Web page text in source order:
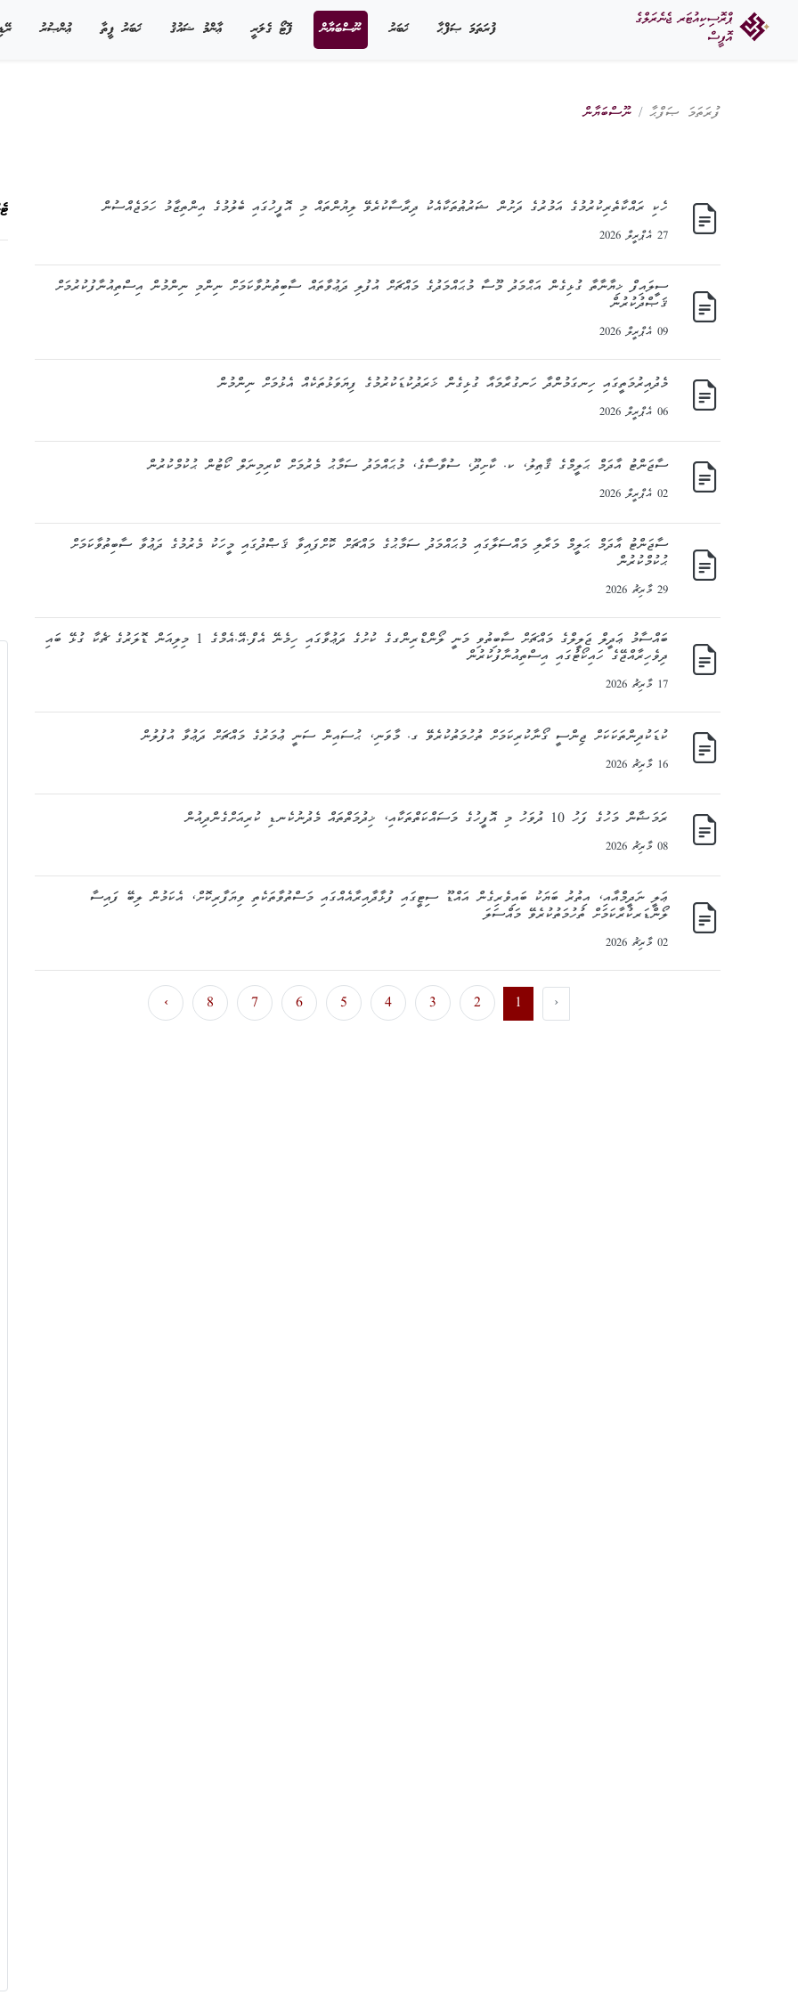
ފުރަތަމަ ޞަފްޙާ ޚަބަރު ނޫސްބަޔާން ފޮޓޯ ގެލަރީ ޢާންމު ޝައުޤު ޚަބަރު ފީތާ ޢުންޞުރު
ފުރަތަމަ ޞަފްޙާ ނޫސްބަޔާން
ހެކި ރައްކާތެރިކުރުމުގެ އަމުރުގެ ދަށުން ޝަރުޠުތަކާއެކު ދިރާސާކުރެވޭ ލިޔުންތައް މި އޮފީހުގައި ބެލުމުގެ އިންތިޒާމު ހަމަޖެއްސުން
27 އެޕްރީލް 2026
ސީލައިފް ޚިޔާނާތާ ގުޅިގެން އަޙްމަދު މޫސާ މުޙައްމަދުގެ މައްޗަށް އުފުލި ދަޢުވާތައް ސާބިތުނުވާކަމަށް ނިންމި ނިންމުން އިސްތިއުނާފުކުރުމަށް
ޤަޞްދުކުރުން
09 އެޕްރީލް 2026
މެދުއިރުމަތީގައި ހިނގަމުންދާ ހަނގުރާމައާ ގުޅިގެން ޚަރަދުކުޑަކުރުމުގެ ފިޔަވަޅުތަކެއް އެޅުމަށް ނިންމުން
06 އެޕްރީލް 2026
ސާޖަންޓު އާދަމް ޙަލީމްގެ ޤާޠިލު، ކ. ކާށިދޫ، ސުވާސާގެ، މުޙައްމަދު ސަމާޙު މެރުމަށް ކްރިމިނަލް ކޯޓުން ޙުކުމްކުރުން
02 އެޕްރީލް 2026
ސާޖަންޓު އާދަމް ޙަލީމް މަރާލި މައްސަލާގައި މުޙައްމަދު ސަމާޙުގެ މައްޗަށް ކޮށްފައިވާ ޤަޞްދުގައި މީހަކު މެރުމުގެ ދަޢުވާ ސާބިތުވާކަމަށް
ޙުކުމްކުރުން
29 މާރިޗު 2026
ބައްސާމު ޢަދީލް ޖަލީލްގެ މައްޗަށް ސާބިތުވި މަނީ ލޯންޑްރިންގގެ ކުށުގެ ދަޢުވާގައި ހިމެނޭ އެފް.އޭ.އެމްގެ 1 މިލިއަން ޑޮލަރުގެ ޗެކާ ގުޅޭ ބައި
ދިވެހިރާއްޖޭގެ ހައިކޯޓުގައި އިސްތިއުނާފުކުރުން
17 މާރިޗު 2026
ކުޑަކުދިންތަކަކަށް ޖިންސީ ގޯނާކުރިކަމަށް ތުހުމަތުކުރެވޭ ގ. މާވަނި، ޙުސައިން ސަނީ ޢުމަރުގެ މައްޗަށް ދަޢުވާ އުފުލުން
16 މާރިޗު 2026
ރަމަޟާން މަހުގެ ފަހު 10 ދުވަހު މި އޮފީހުގެ މަސައްކަތްތަކާއި، ޚިދުމަތްތައް މެދުނުކެނޑި ކުރިއަށްގެންދިއުން
08 މާރިޗު 2026
ޢަލީ ނަދީމްއާއި، އިތުރު ބަޔަކު ބައިވެރިގެން އައްޑޫ ސިޓީގައި ފުޅާދާއިރާއެއްގައި މަސްތުވާތަކެތި ވިޔަފާރިކޮށް، އެކަމުން ލިބޭ ފައިސާ
ލޯންޑަރކުރާކަމަށް ތުހުމަތުކުރެވޭ މައްސަލަ
02 މާރިޗު 2026
‹
1
2
3
4
5
6
7
8
›